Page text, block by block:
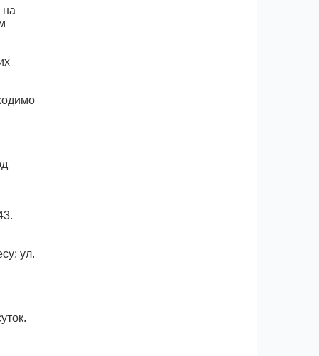
на
ул.